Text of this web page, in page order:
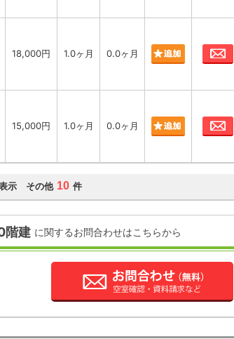
18,000円 1.0ヶ月 0.0ヶ月
15,000円 1.0ヶ月 0.0ヶ月
示 その他 10 件
階建 に関するお問合わせはこちらから